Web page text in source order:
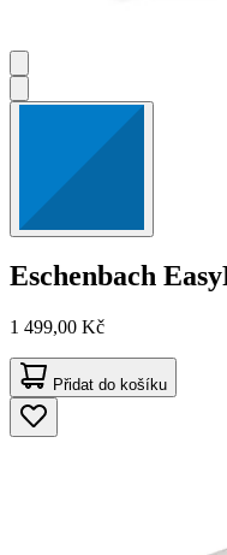
Eschenbach
1 499,00 Kč
Přidat do košíku